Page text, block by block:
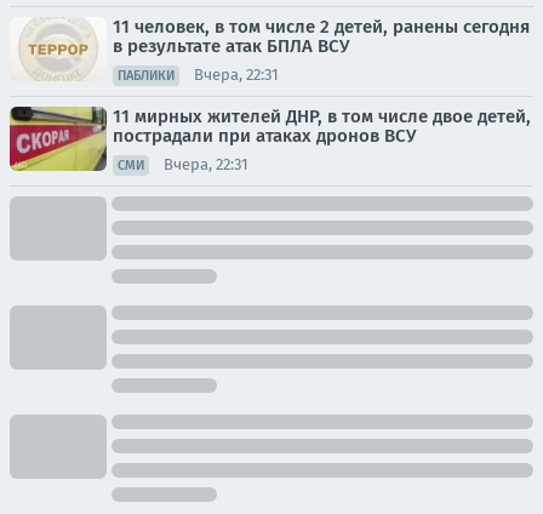
11 человек, в том числе 2 детей, ранены сегодня
в результате атак БПЛА ВСУ
ПАБЛИКИ Вчера, 22:31
11 мирных жителей ДНР, в том числе двое детей,
пострадали при атаках дронов ВСУ
СМИ Вчера, 22:31